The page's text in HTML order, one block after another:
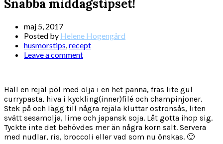
Snabba middagstipset!
maj 5, 2017
Posted by Helene Hogengård
husmorstips,recept
Leave a comment
Häll en rejäl pöl med olja i en het panna, fräs lite gul
currypasta, hiva i kyckling(inner)filé och champinjoner.
Stek på och lägg till några rejäla kluttar ostronsås, liten
svätt sesamolja, lime och japansk soja. Låt gotta ihop sig.
Tyckte inte det behövdes mer än några korn salt. Servera
med nudlar, ris, broccoli eller vad som nu önskas. 🙂